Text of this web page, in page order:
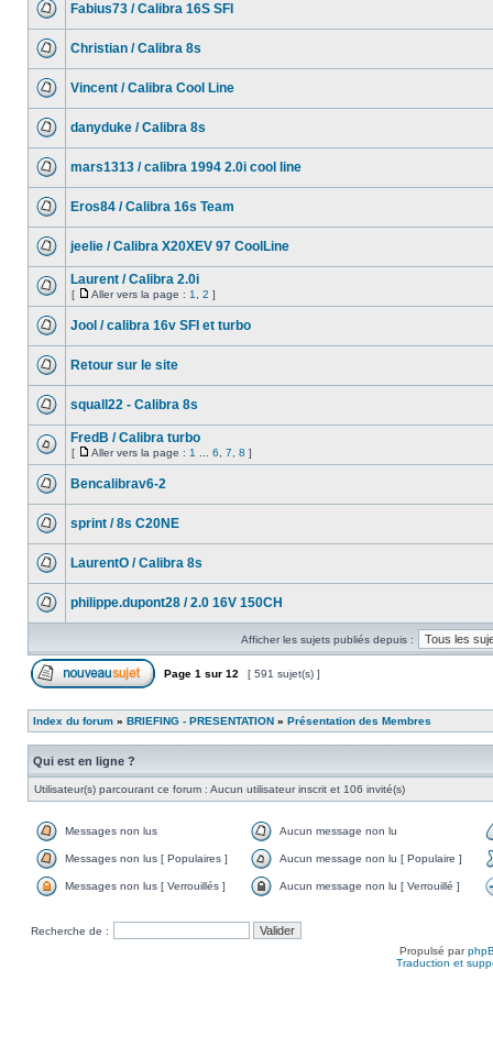
Fabius73 / Calibra 16S SFI
Christian / Calibra 8s
Vincent / Calibra Cool Line
danyduke / Calibra 8s
mars1313 / calibra 1994 2.0i cool line
Eros84 / Calibra 16s Team
jeelie / Calibra X20XEV 97 CoolLine
Laurent / Calibra 2.0i
[ Aller vers la page : 1 2 ]
Jool / calibra 16v SFI et turbo
Retour sur le site
squall22 - Calibra 8s
FredB / Calibra turbo
[ Aller vers la page : 1 6 7 8 ]
Bencalibrav6-2
sprint / 8s C20NE
LaurentO / Calibra 8s
philippe.dupont28 / 2.0 16V 150CH
Afficher les sujets publiés depuis :
Page 1 sur 12 [ 591 sujet(s) ]
Index du forum » BRIEFING - PRESENTATION » Présentation des Membres
Qui est en ligne ?
Utilisateur(s) parcourant ce forum : Aucun utilisateur inscrit et 106 invité(s)
Messages non lus Aucun message non lu
Messages non lus [ Populaires ] Aucun message non lu [ Populaire ]
Messages non lus [ Verrouillés ] Aucun message non lu [ Verrouillé ]
Recherche de :
Propulsé par
Traduction et